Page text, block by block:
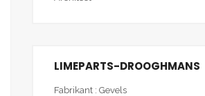
LIMEPARTS-DROOGHMANS
Fabrikant : Gevels